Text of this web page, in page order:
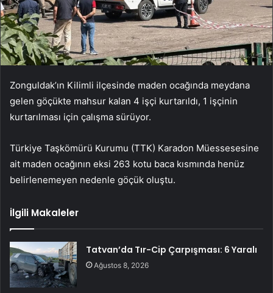
Zonguldak’ın Kilimli ilçesinde maden ocağında meydana
gelen göçükte mahsur kalan 4 işçi kurtarıldı, 1 işçinin
kurtarılması için çalışma sürüyor.
Türkiye Taşkömürü Kurumu (TTK) Karadon Müessesesine
ait maden ocağının eksi 263 kotu baca kısmında henüz
belirlenemeyen nedenle göçük oluştu.
İlgili Makaleler
Tatvan’da Tır-Cip Çarpışması: 6 Yaralı
Ağustos 8, 2026